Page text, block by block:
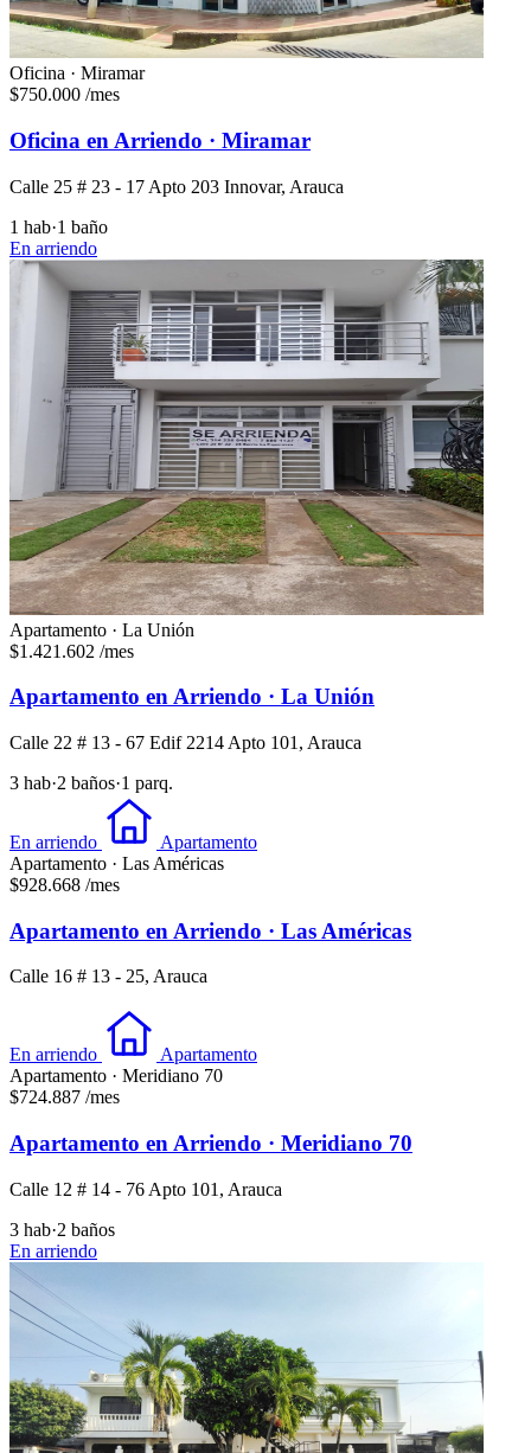
Oficina · Miramar
$750.000 /mes
Oficina en Arriendo · Miramar
Calle 25 # 23 - 17 Apto 203 Innovar, Arauca
1 hab·1 baño
En arriendo
Apartamento · La Unión
$1.421.602 /mes
Apartamento en Arriendo · La Unión
Calle 22 # 13 - 67 Edif 2214 Apto 101, Arauca
3 hab·2 baños·1 parq.
En arriendo
Apartamento
Apartamento · Las Américas
$928.668 /mes
Apartamento en Arriendo · Las Américas
Calle 16 # 13 - 25, Arauca
En arriendo
Apartamento
Apartamento · Meridiano 70
$724.887 /mes
Apartamento en Arriendo · Meridiano 70
Calle 12 # 14 - 76 Apto 101, Arauca
3 hab·2 baños
En arriendo